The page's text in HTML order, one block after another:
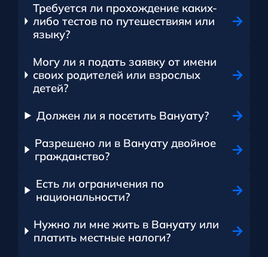
Требуется ли прохождение каких-
либо тестов по путешествиям или
языку?
Могу ли я подать заявку от имени
своих родителей или взрослых
детей?
Должен ли я посетить Вануату?
Разрешено ли в Вануату двойное
гражданство?
Есть ли ограничения по
национальности?
Нужно ли мне жить в Вануату или
платить местные налоги?